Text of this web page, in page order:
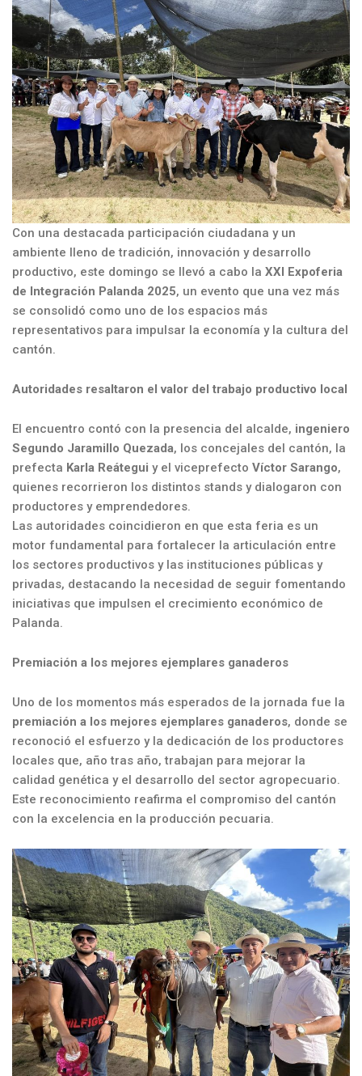
Con una destacada participación ciudadana y un
ambiente lleno de tradición, innovación y desarrollo
productivo, este domingo se llevó a cabo la XXI Expoferia
de Integración Palanda 2025, un evento que una vez más
se consolidó como uno de los espacios más
representativos para impulsar la economía y la cultura del
cantón.
Autoridades resaltaron el valor del trabajo productivo local
El encuentro contó con la presencia del alcalde, ingeniero
Segundo Jaramillo Quezada, los concejales del cantón, la
prefecta Karla Reátegui y el viceprefecto Víctor Sarango,
quienes recorrieron los distintos stands y dialogaron con
productores y emprendedores.
Las autoridades coincidieron en que esta feria es un
motor fundamental para fortalecer la articulación entre
los sectores productivos y las instituciones públicas y
privadas, destacando la necesidad de seguir fomentando
iniciativas que impulsen el crecimiento económico de
Palanda.
Premiación a los mejores ejemplares ganaderos
Uno de los momentos más esperados de la jornada fue la
premiación a los mejores ejemplares ganaderos, donde se
reconoció el esfuerzo y la dedicación de los productores
locales que, año tras año, trabajan para mejorar la
calidad genética y el desarrollo del sector agropecuario.
Este reconocimiento reafirma el compromiso del cantón
con la excelencia en la producción pecuaria.